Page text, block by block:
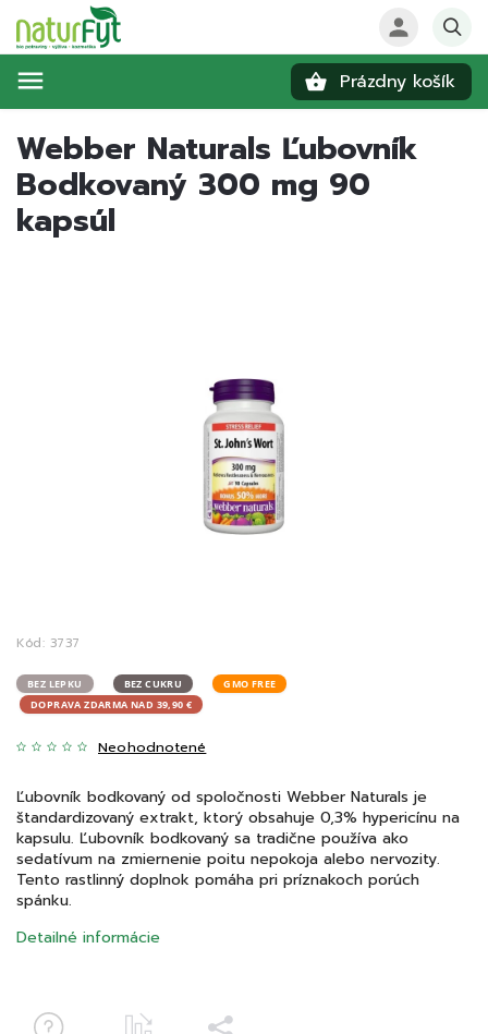
Prázdny košík
Webber Naturals Ľubovník
Bodkovaný 300 mg 90
kapsúl
Kód: 3737
BEZ LEPKU BEZ CUKRU
GMO FREE
DOPRAVA ZDARMA NAD 39,90 €
Neohodnotené
Ľubovník bodkovaný od spoločnosti Webber Naturals je
štandardizovaný extrakt, ktorý obsahuje 0,3% hypericínu na
kapsulu. Ľubovník bodkovaný sa tradične používa ako
sedatívum na zmiernenie poitu nepokoja alebo nervozity.
Tento rastlinný doplnok pomáha pri príznakoch porúch
spánku.
Detailné informácie